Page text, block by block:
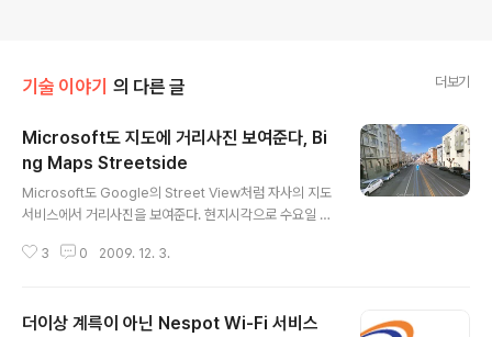
기술 이야기 의 다른 글 더보기
Microsoft도 지도에 거리사진 보여준다, Bi
ng Maps Streetside
Microsoft도 Google의 Street View처럼 자사의 지도
서비스에서 거리사진을 보여준다. 현지시각으로 수요일 M
를 통해 거리사진 제공서비스인 'Streetside'(스트리트사
진 서비스가 제공되지 않고 있다. 미국의 주요도시의 다운
3 0 2009. 12. 3.
더이상 계륵이 아닌 Nespot Wi-Fi 서비스